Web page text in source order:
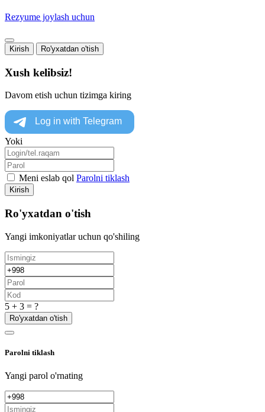
Rezyume joylash uchun
Kirish Ro'yxatdan o'tish
Xush kelibsiz!
Davom etish uchun tizimga kiring
Yoki
Meni eslab qol Parolni tiklash
Kirish
Ro'yxatdan o'tish
Yangi imkoniyatlar uchun qo'shiling
5 + 3 = ?
Ro'yxatdan o'tish
Parolni tiklash
Yangi parol o'rnating